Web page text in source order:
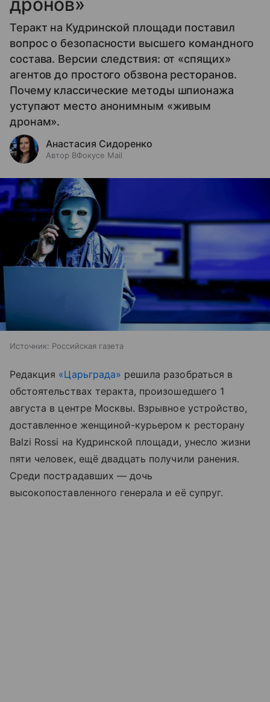
дронов»
Теракт на Кудринской площади поставил
вопрос о безопасности высшего командного
состава. Версии следствия: от «спящих»
агентов до простого обзвона ресторанов.
Почему классические методы шпионажа
уступают место анонимным «живым
дронам».
Анастасия Сидоренко
Автор ВФокусе Mail
Источник: Российская газета
Редакция «Царьграда» решила разобраться в
обстоятельствах теракта, произошедшего 1
августа в центре Москвы. Взрывное устройство,
доставленное женщиной-курьером к ресторану
Balzi Rossi на Кудринской площади, унесло жизни
пяти человек, ещё двадцать получили ранения.
Среди пострадавших — дочь
высокопоставленного генерала и её супруг.